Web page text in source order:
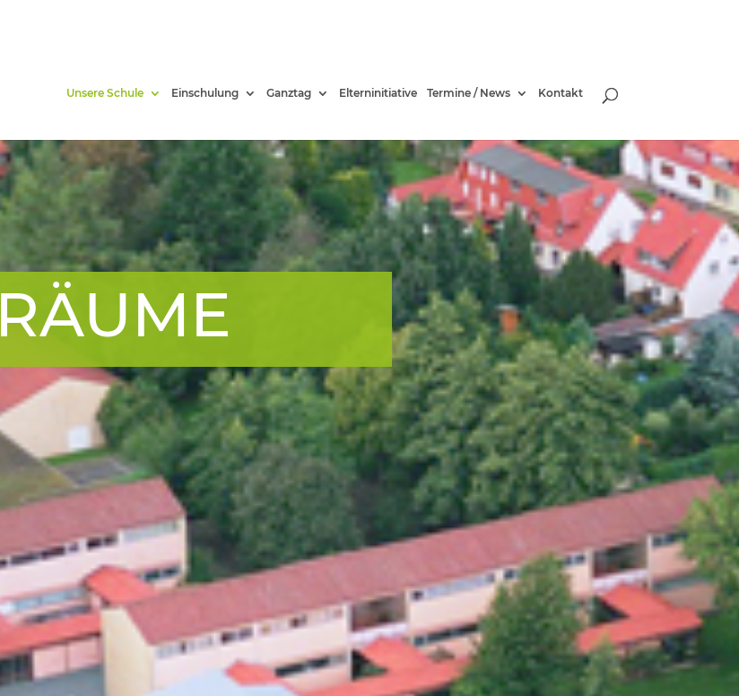
Unsere Schule Einschulung Ganztag Elterninitiative Termine / News Kontakt
RÄUME